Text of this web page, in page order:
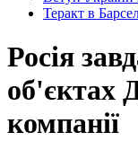
Теракт в
Росія
об'єктах
компанії